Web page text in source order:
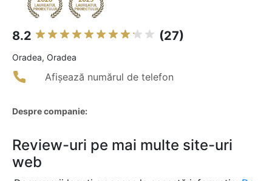
8.2 (27)
Oradea, Oradea
Afișează numărul de telefon
Despre companie:
Review-uri pe mai multe site-uri
web